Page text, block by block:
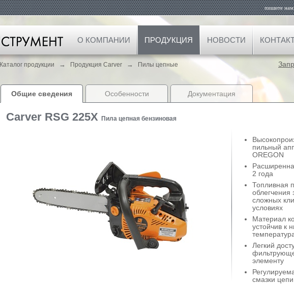
пишите
О КОМПАНИИ ПРОДУКЦИЯ НОВОСТИ
Каталог продукции → Продукция Carver →
Пилы цепные
Общие сведения Особенности Документация
Carver RSG 225X Пила цепная бензиновая
пильный
OREGON
2 года
Топливная
облегчения
сложных
условиях
Материал
устойчив к
Легкий
элементу
смазки цепи